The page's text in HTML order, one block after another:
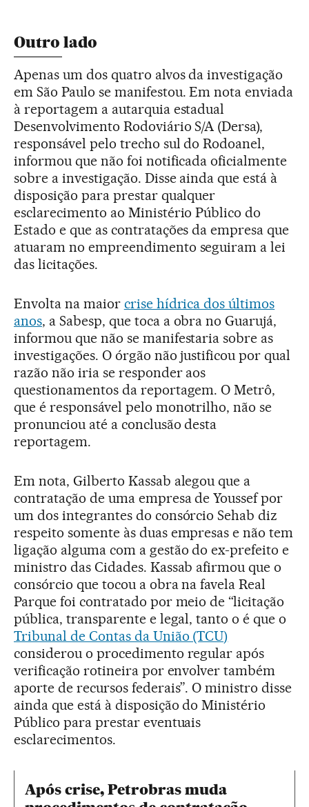
Outro lado
Apenas um dos quatro alvos da investigação
em São Paulo se manifestou. Em nota enviada
à reportagem a autarquia estadual
Desenvolvimento Rodoviário S/A (Dersa),
responsável pelo trecho sul do Rodoanel,
informou que não foi notificada oficialmente
sobre a investigação. Disse ainda que está à
disposição para prestar qualquer
esclarecimento ao Ministério Público do
Estado e que as contratações da empresa que
atuaram no empreendimento seguiram a lei
das licitações.
Envolta na maior crise hídrica dos últimos
anos, a Sabesp, que toca a obra no Guarujá,
informou que não se manifestaria sobre as
investigações. O órgão não justificou por qual
razão não iria se responder aos
questionamentos da reportagem. O Metrô,
que é responsável pelo monotrilho, não se
pronunciou até a conclusão desta
reportagem.
Em nota, Gilberto Kassab alegou que a
contratação de uma empresa de Youssef por
um dos integrantes do consórcio Sehab diz
respeito somente às duas empresas e não tem
ligação alguma com a gestão do ex-prefeito e
ministro das Cidades. Kassab afirmou que o
consórcio que tocou a obra na favela Real
Parque foi contratado por meio de “licitação
pública, transparente e legal, tanto o é que o
Tribunal de Contas da União (TCU)
considerou o procedimento regular após
verificação rotineira por envolver também
aporte de recursos federais”. O ministro disse
ainda que está à disposição do Ministério
Público para prestar eventuais
esclarecimentos.
Após crise, Petrobras muda